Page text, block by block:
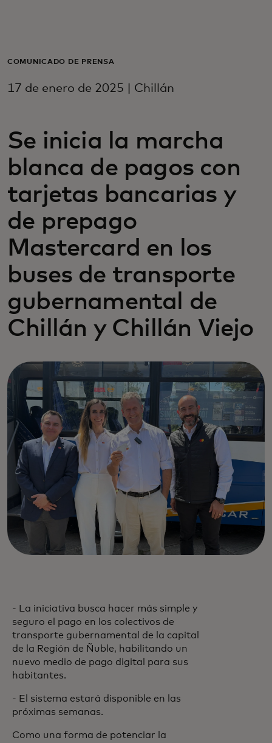
Para empresas
Para innovadores
Noticias y tendencias
COMUNICADO DE PRENSA
17 de enero de 2025 | Chillán
Se inicia la marcha
blanca de pagos con
tarjetas bancarias y
de prepago
Mastercard en los
buses de transporte
gubernamental de
Chillán y Chillán Viejo
- La iniciativa busca hacer más simple y
seguro el pago en los colectivos de
transporte gubernamental de la capital
de la Región de Ñuble, habilitando un
nuevo medio de pago digital para sus
habitantes.
- El sistema estará disponible en las
próximas semanas.
Como una forma de potenciar la